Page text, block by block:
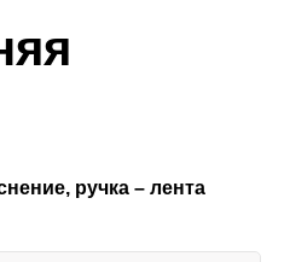
ручка – лента